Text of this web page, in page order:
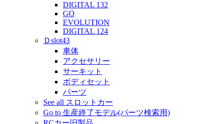
DIGITAL 132
GO
EVOLUTION
DIGITAL 124
Ｄslot43
車体
アクセサリー
サーキット
ボディセット
パーツ
See all スロットカー
Go to 生産終了モデル(パーツ検索用)